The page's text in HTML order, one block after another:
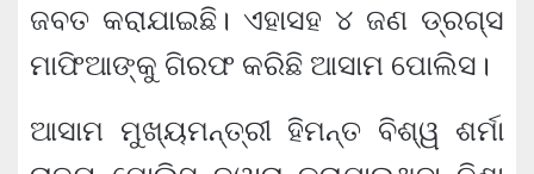
ଜବତ କରାଯାଇଛି। ଏହାସହ ୪ ଜଣ ଡ୍ରଗ୍ସ
ମାଫିଆଙ୍କୁ ଗିରଫ କରିଛି ଆସାମ ପୋଲିସ।
ଆସାମ ମୁଖ୍ୟମନ୍ତ୍ରୀ ହିମନ୍ତ ବିଶ୍ୱ ଶର୍ମା